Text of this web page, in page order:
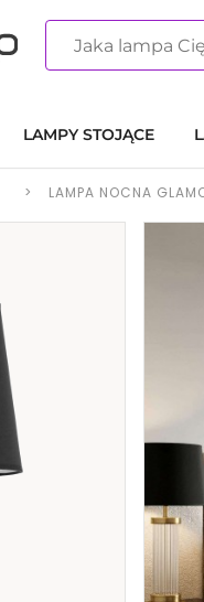
LAMPY STOJĄCE
> LAMPA NOCNA